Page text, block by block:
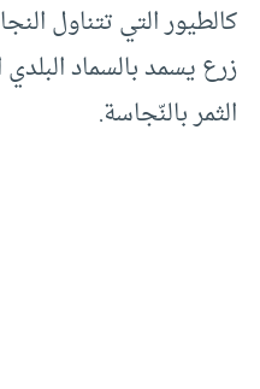
كالطيور التي تتناول
زرع يسمد بالسماد
الثمر بالنّجاسة.